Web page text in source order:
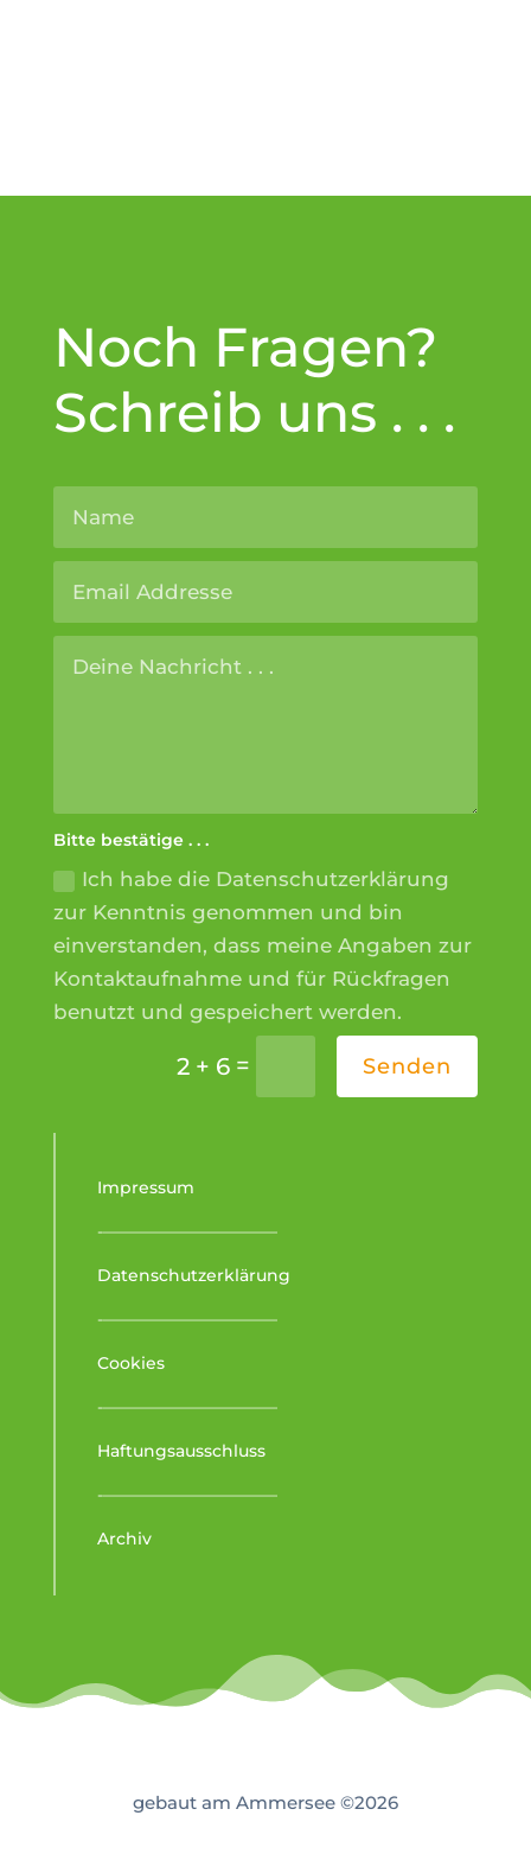
Noch Fragen?
Schreib uns . . .
Bitte bestätige . . .
Ich habe die Datenschutzerklärung
zur Kenntnis genommen und bin
einverstanden, dass meine Angaben zur
Kontaktaufnahme und für Rückfragen
benutzt und gespeichert werden.
2 + 6 = Senden
Impressum
-–––––––––––––––––––––
Datenschutzerklärung
-–––––––––––––––––––––
Cookies
-–––––––––––––––––––––
Haftungsausschluss
-–––––––––––––––––––––
Archiv
gebaut am Ammersee ©2026